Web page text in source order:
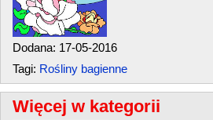
Dodana: 17-05-2016
Tagi: Rośliny bagienne
Więcej w kategorii